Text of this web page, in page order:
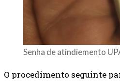
Senha de atindiemento
O procedimento seguinte